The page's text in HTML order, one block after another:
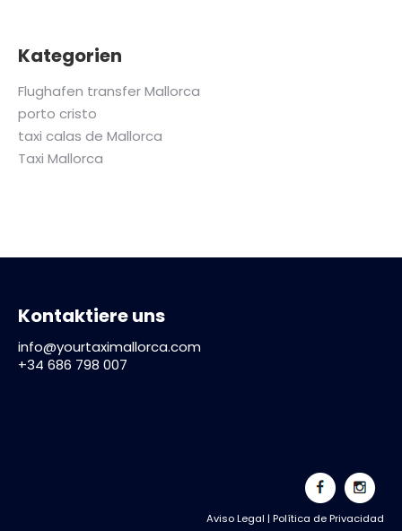
Kategorien
Flughafen transfer Mallorca
porto cristo
taxi calas de Mallorca
Taxi Mallorca
Kontaktiere uns
info@yourtaximallorca.com
+34 686 798 007
Aviso Legal | Política de Privacidad